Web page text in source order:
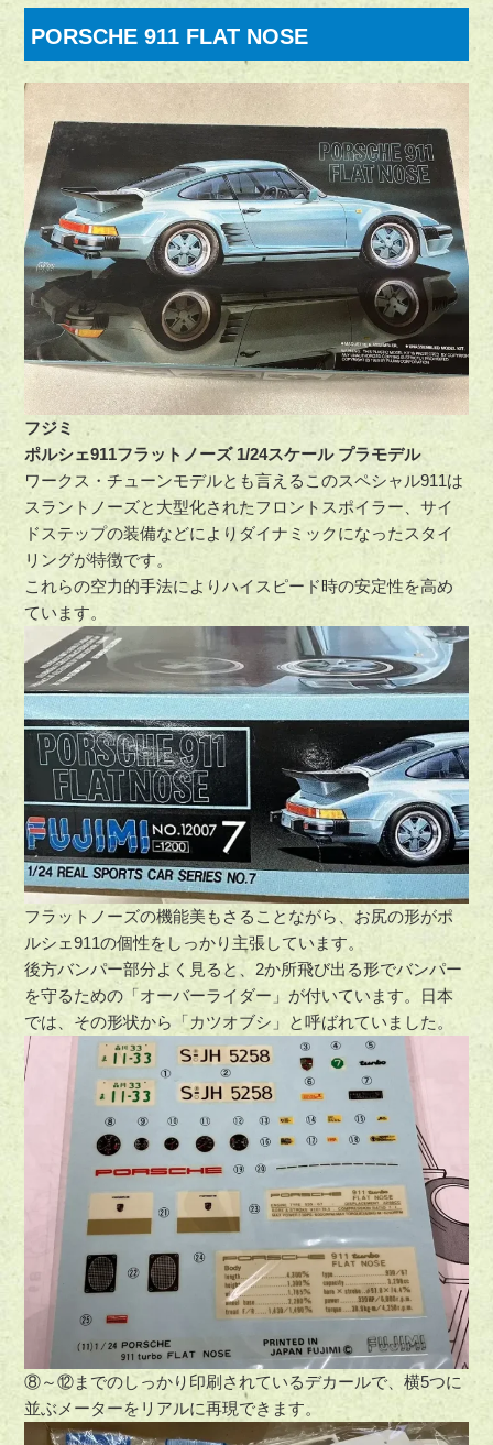
PORSCHE 911 FLAT NOSE
フジミ
ポルシェ911フラットノーズ 1/24スケール プラモデル
ワークス・チューンモデルとも言えるこのスペシャル911は
スラントノーズと大型化されたフロントスポイラー、サイ
ドステップの装備などによりダイナミックになったスタイ
リングが特徴です。
これらの空力的手法によりハイスピード時の安定性を高め
ています。
フラットノーズの機能美もさることながら、お尻の形がポ
ルシェ911の個性をしっかり主張しています。
後方バンパー部分よく見ると、2か所飛び出る形でバンパー
を守るための「オーバーライダー」が付いています。日本
では、その形状から「カツオブシ」と呼ばれていました。
⑧～⑫までのしっかり印刷されているデカールで、横5つに
並ぶメーターをリアルに再現できます。